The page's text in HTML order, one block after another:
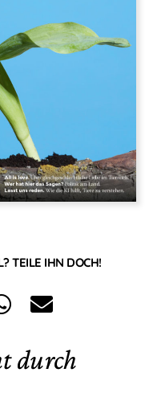
durch
TEILE IHN DOCH!